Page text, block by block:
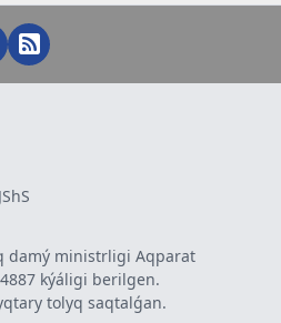
damý ministrligi Aqparat
kýáligi berilgen.
tolyq saqtalǵan.